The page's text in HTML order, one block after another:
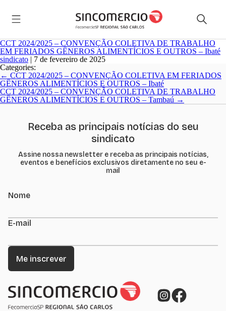
CCT 2024/2025 – CONVENÇÃO COLETIVA DE TRABALHO
EM FERIADOS GÊNEROS ALIMENTÍCIOS E OUTROS – Ibaté
sindicato | 7 de fevereiro de 2025
Categories:
Navegação
de
Post
← CCT 2024/2025 – CONVENÇÃO COLETIVA EM FERIADOS
GÊNEROS ALIMENTÍCIOS E OUTROS – Ibaté
CCT 2024/2025 – CONVENÇÃO COLETIVA DE TRABALHO
GÊNEROS ALIMENTÍCIOS E OUTROS – Tambaú →
Receba as principais notícias do seu
sindicato
Assine nossa newsletter e receba as principais notícias,
eventos e benefícios exclusivos diretamente no seu e-
mail
Nome
E-mail